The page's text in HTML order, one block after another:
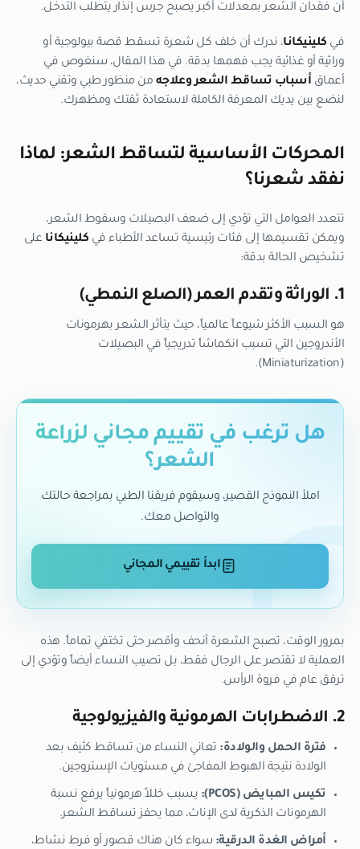
أن فقدان الشعر بمعدلات أكبر يصبح جرس إنذار يتطلب التدخل.
في كلينيكانا، ندرك أن خلف كل شعرة تسقط قصة بيولوجية أو
وراثية أو غذائية يجب فهمها بدقة. في هذا المقال، سنغوص في
أعماق أسباب تساقط الشعر وعلاجه من منظور طبي وتقني حديث،
لنضع بين يديك المعرفة الكاملة لاستعادة ثقتك ومظهرك.
المحركات الأساسية لتساقط الشعر: لماذا
نفقد شعرنا؟
تتعدد العوامل التي تؤدي إلى ضعف البصيلات وسقوط الشعر،
ويمكن تقسيمها إلى فئات رئيسية تساعد الأطباء في كلينيكانا على
تشخيص الحالة بدقة:
1. الوراثة وتقدم العمر (الصلع النمطي)
هو السبب الأكثر شيوعاً عالمياً، حيث يتأثر الشعر بهرمونات
الأندروجين التي تسبب انكماشاً تدريجياً في البصيلات
(Miniaturization).
هل ترغب في تقييم مجاني لزراعة
الشعر؟
املأ النموذج القصير، وسيقوم فريقنا الطبي بمراجعة حالتك
والتواصل معك.
ابدأ تقييمي المجاني
بمرور الوقت، تصبح الشعرة أنحف وأقصر حتى تختفي تماماً. هذه
العملية لا تقتصر على الرجال فقط، بل تصيب النساء أيضاً وتؤدي إلى
ترقق عام في فروة الرأس.
2. الاضطرابات الهرمونية والفيزيولوجية
فترة الحمل والولادة: تعاني النساء من تساقط كثيف بعد
الولادة نتيجة الهبوط المفاجئ في مستويات الإستروجين.
تكيس المبايض (PCOS):
يسبب خللاً هرمونياً يرفع نسبة
الهرمونات الذكرية لدى الإناث، مما يحفز تساقط الشعر.
أمراض الغدة الدرقية: سواء كان هناك قصور أو فرط نشاط،